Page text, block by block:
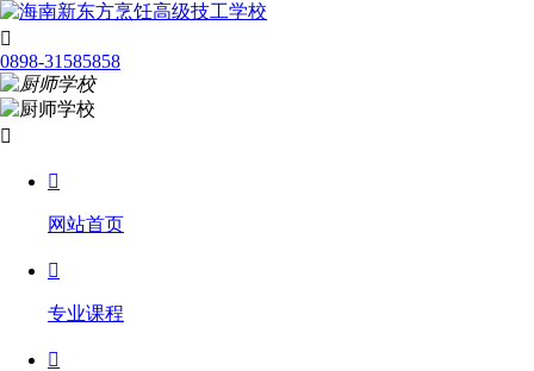

0898-31585858


网站首页

专业课程
